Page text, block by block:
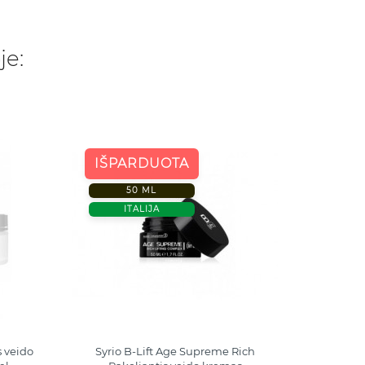
veido
IŠPARDUOTA
50 ML
ITALIJA
Syrio B-Lift Age Supreme Rich